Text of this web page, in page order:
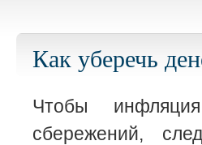
Как уберечь
Чтобы
сбережений,